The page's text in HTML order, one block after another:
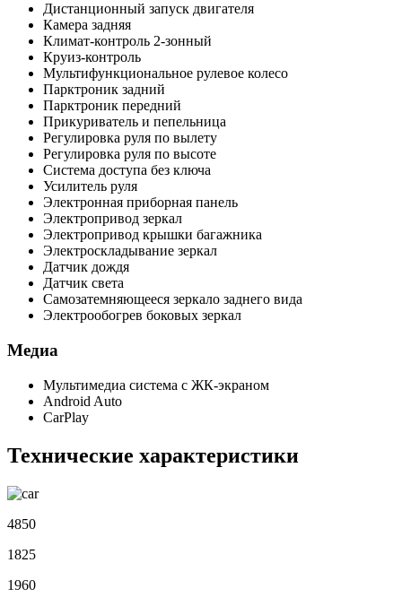
Дистанционный запуск двигателя
Камера задняя
Климат-контроль 2-зонный
Круиз-контроль
Мультифункциональное рулевое колесо
Парктроник задний
Парктроник передний
Прикуриватель и пепельница
Регулировка руля по вылету
Регулировка руля по высоте
Система доступа без ключа
Усилитель руля
Электронная приборная панель
Электропривод зеркал
Электропривод крышки багажника
Электроскладывание зеркал
Датчик дождя
Датчик света
Самозатемняющееся зеркало заднего вида
Электрообогрев боковых зеркал
Медиа
Мультимедиа система с ЖК-экраном
Android Auto
CarPlay
Технические характеристики
4850
1825
1960